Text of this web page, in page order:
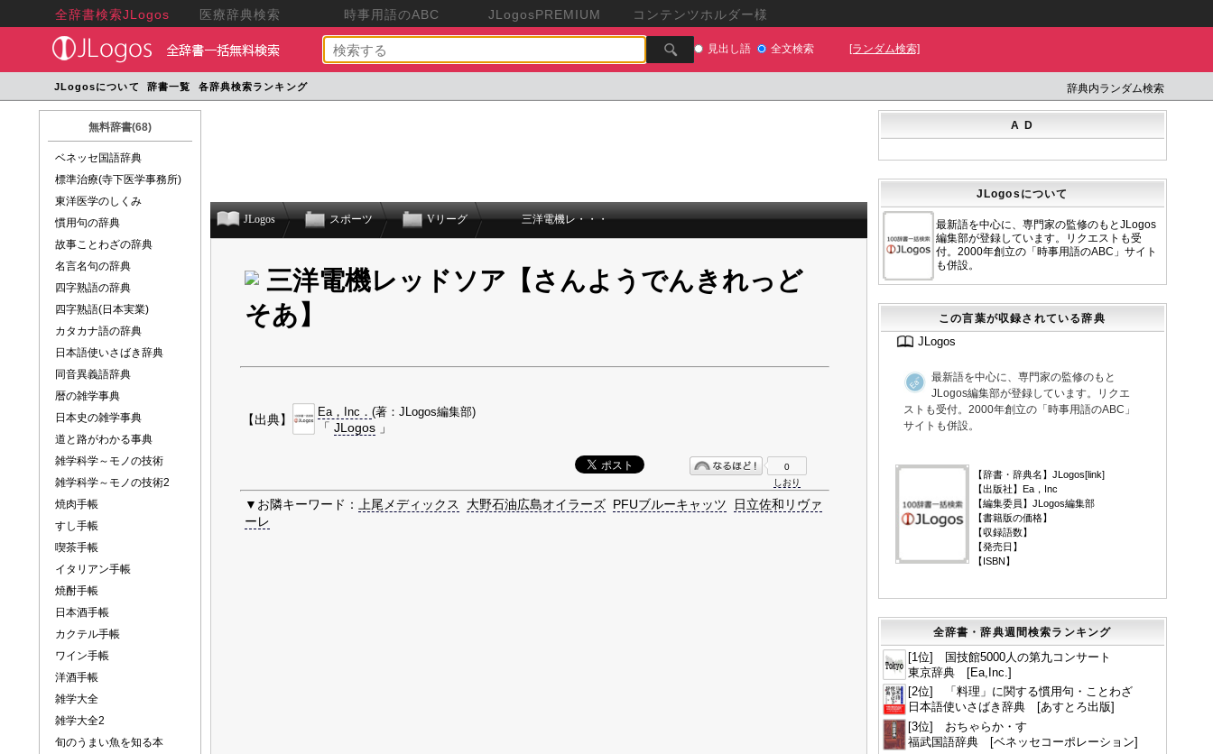
全辞書検索JLogos 医療辞典検索 時事用語のABC JLogosPREMIUM コンテンツホルダー様
見出し語 全文検索 [ランダム検索]
JLogosについて 辞書一覧 各辞典検索ランキング 辞典内ランダム検索
無料辞書(68)
ベネッセ国語辞典
標準治療(寺下医学事務所)
東洋医学のしくみ
慣用句の辞典
故事ことわざの辞典
名言名句の辞典
四字熟語の辞典
四字熟語(日本実業)
カタカナ語の辞典
日本語使いさばき辞典
同音異義語辞典
暦の雑学事典
日本史の雑学事典
道と路がわかる事典
雑学科学～モノの技術
雑学科学～モノの技術2
焼肉手帳
すし手帳
喫茶手帳
イタリアン手帳
焼酎手帳
日本酒手帳
カクテル手帳
ワイン手帳
洋酒手帳
雑学大全
雑学大全2
旬のうまい魚を知る本
JLogos スポーツ Vリーグ 三洋電機レ・・・
三洋電機レッドソア【さんようでんきれっど
そあ】
【出典】
Ea，Inc． (著：JLogos編集部)
「 JLogos」
0
しおり
▼お隣キーワード： 上尾メディックス 大野石油広島オイラーズ PFUブルーキャッツ
日立佐和リヴァ
ーレ
A D
JLogosについて
最新語を中心に、専門家の監修のもとJLogos
編集部が登録しています。リクエストも受
付。2000年創立の「時事用語のABC」サイト
も併設。
この言葉が収録されている辞典
JLogos
最新語を中心に、専門家の監修のもと
JLogos編集部が登録しています。リクエ
ストも受付。2000年創立の「時事用語のABC」
サイトも併設。
【辞書・辞典名】JLogos[link]
【出版社】Ea，Inc
【編集委員】JLogos編集部
【書籍版の価格】
【収録語数】
【発売日】
【ISBN】
全辞書・辞典週間検索ランキング
[1位] 国技館5000人の第九コンサート
東京辞典 [Ea,Inc.]
[2位] 「料理」に関する慣用句・ことわざ
日本語使いさばき辞典 [あすとろ出版]
[3位] おちゃらか・す
福武国語辞典 [ベネッセコーポレーション]